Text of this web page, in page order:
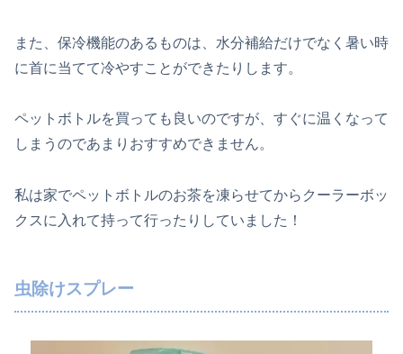
また、保冷機能のあるものは、水分補給だけでなく暑い時
に首に当てて冷やすことができたりします。
ペットボトルを買っても良いのですが、すぐに温くなって
しまうのであまりおすすめできません。
私は家でペットボトルのお茶を凍らせてからクーラーボッ
クスに入れて持って行ったりしていました！
虫除けスプレー